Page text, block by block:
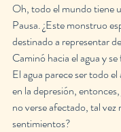
Oh, todo el mundo tiene
Pausa. ¿Este monstruo
destinado a representar
Caminó hacia el agua y se
El agua parece ser todo
en la depresión,
no verse afectado, tal vez
sentimientos?